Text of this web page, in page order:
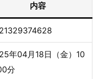
内容
年04月18日（金）10
分